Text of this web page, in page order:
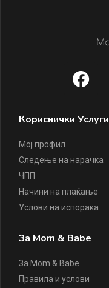
Кориснички Услуги
Мој профил
Следење на нарачка
ЧПП
Начини на плаќање
Услови на испорака
За Mom & Babe
За Mom & Babe
Правила и услови